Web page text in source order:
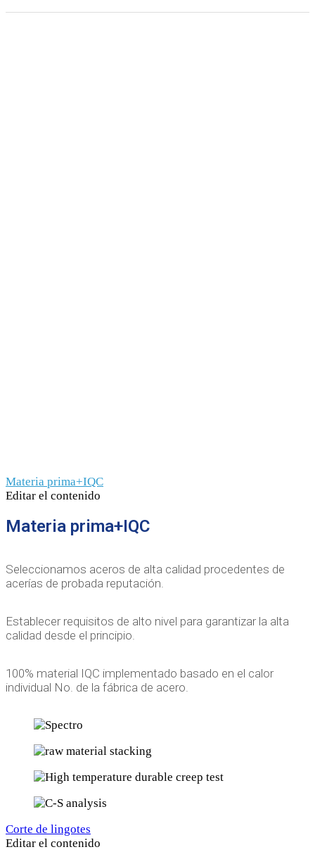
Materia prima+IQC
Editar el contenido
Materia prima+IQC
Seleccionamos aceros de alta calidad procedentes de
acerías de probada reputación.
Establecer requisitos de alto nivel para garantizar la alta
calidad desde el principio.
100% material IQC implementado basado en el calor
individual No. de la fábrica de acero.
Corte de lingotes
Editar el contenido